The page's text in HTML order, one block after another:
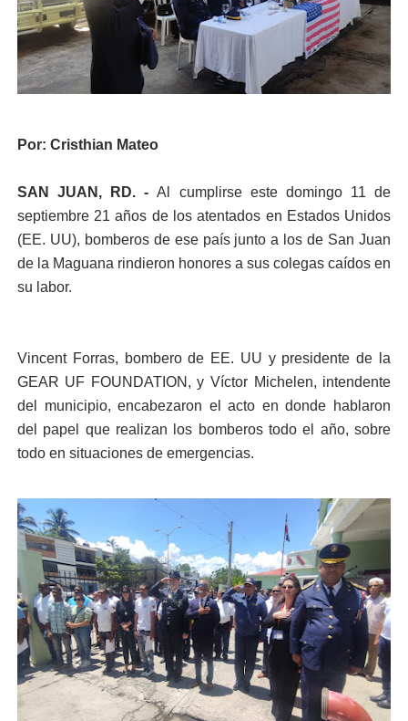
Por: Cristhian Mateo
SAN JUAN, RD. -Al cumplirse este domingo 11 de
septiembre 21 años de los atentados en Estados Unidos
(EE. UU), bomberos de ese país junto a los de San Juan
de la Maguana rindieron honores a sus colegas caídos en
su labor.
Vincent Forras, bombero de EE. UU y presidente de la
GEAR UF FOUNDATION, y Víctor Michelen, intendente
del municipio, encabezaron el acto en donde hablaron
del papel que realizan los bomberos todo el año, sobre
todo en situaciones de emergencias.